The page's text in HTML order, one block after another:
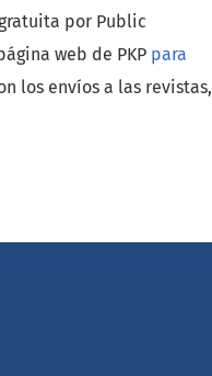
por Public
web de PKP para
los envíos a las revistas,